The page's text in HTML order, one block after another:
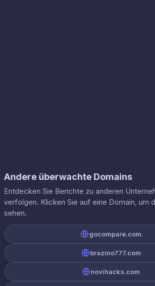
Andere überwachte Domains
Entdecken Sie Berichte zu anderen
verfolgen. Klicken Sie auf eine Domain, um
sehen.
gocompare.com
brazino777.com
novihacks.com